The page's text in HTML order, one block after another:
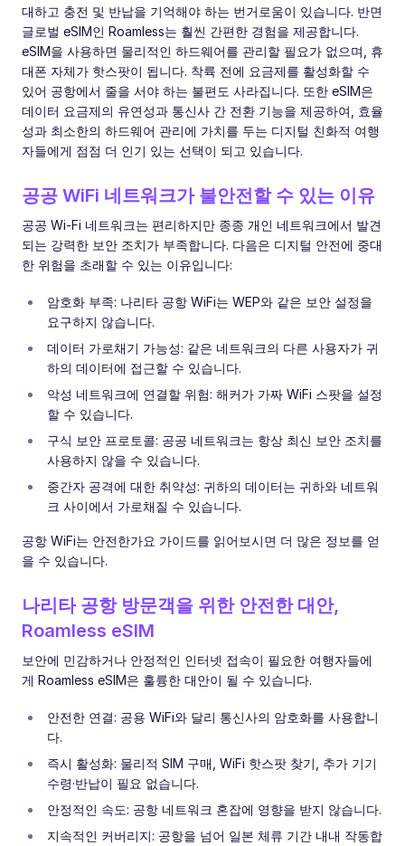
대하고 충전 및 반납을 기억해야 하는 번거로움이 있습니다. 반면
글로벌 eSIM인 Roamless는 훨씬 간편한 경험을 제공합니다.
eSIM을 사용하면 물리적인 하드웨어를 관리할 필요가 없으며, 휴
대폰 자체가 핫스팟이 됩니다. 착륙 전에 요금제를 활성화할 수
있어 공항에서 줄을 서야 하는 불편도 사라집니다. 또한 eSIM은
데이터 요금제의 유연성과 통신사 간 전환 기능을 제공하여, 효율
성과 최소한의 하드웨어 관리에 가치를 두는 디지털 친화적 여행
자들에게 점점 더 인기 있는 선택이 되고 있습니다.
공공 WiFi 네트워크가 불안전할 수 있는 이유
공공 Wi-Fi 네트워크는 편리하지만 종종 개인 네트워크에서 발견
되는 강력한 보안 조치가 부족합니다. 다음은 디지털 안전에 중대
한 위험을 초래할 수 있는 이유입니다:
암호화 부족: 나리타 공항 WiFi는 WEP와 같은 보안 설정을
요구하지 않습니다.
데이터 가로채기 가능성: 같은 네트워크의 다른 사용자가 귀
하의 데이터에 접근할 수 있습니다.
악성 네트워크에 연결할 위험: 해커가 가짜 WiFi 스팟을 설정
할 수 있습니다.
구식 보안 프로토콜: 공공 네트워크는 항상 최신 보안 조치를
사용하지 않을 수 있습니다.
중간자 공격에 대한 취약성: 귀하의 데이터는 귀하와 네트워
크 사이에서 가로채질 수 있습니다.
공항 WiFi는 안전한가요 가이드를 읽어보시면 더 많은 정보를 얻
을 수 있습니다.
나리타 공항 방문객을 위한 안전한 대안,
Roamless eSIM
보안에 민감하거나 안정적인 인터넷 접속이 필요한 여행자들에
게 Roamless eSIM은 훌륭한 대안이 될 수 있습니다.
안전한 연결: 공용 WiFi와 달리 통신사의 암호화를 사용합니
다.
즉시 활성화: 물리적 SIM 구매, WiFi 핫스팟 찾기, 추가 기기
수령·반납이 필요 없습니다.
안정적인 속도: 공항 네트워크 혼잡에 영향을 받지 않습니다.
지속적인 커버리지: 공항을 넘어 일본 체류 기간 내내 작동합